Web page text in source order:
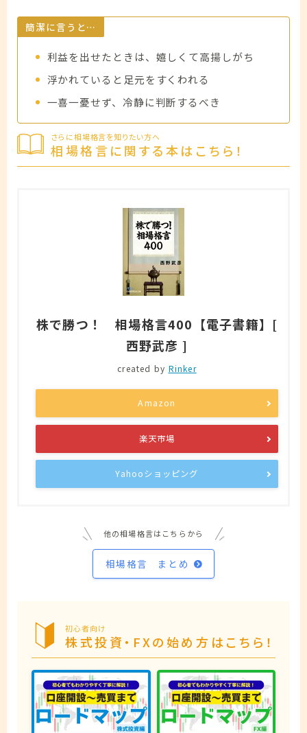
簡潔に言うと…
利益を出せたときは、嬉しくて高揚しがち
浮かれていると足元をすくわれる
一喜一憂せず、冷静に判断するべき
さらに相場格言を知りたい方へ
相場格言に関する本はこちら！
株で勝つ！ 相場格言400【電子書籍】[
西野武彦 ]
created by Rinker
Amazon
楽天市場
Yahooショッピング
他の相場格言はこちらから
相場格言 まとめ
初心者向け
株式投資・FXの始め方はこちら！